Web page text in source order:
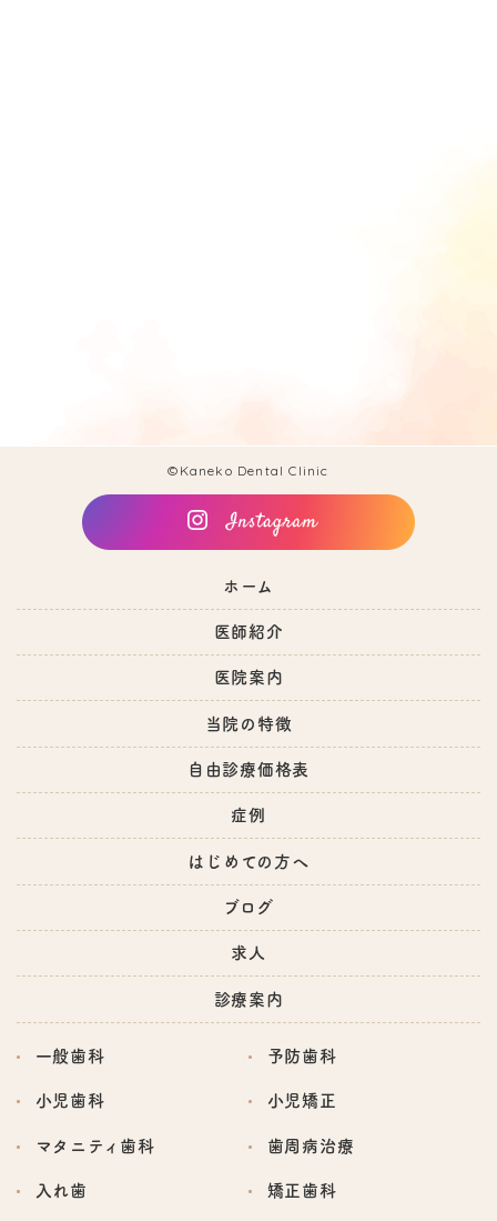
©Kaneko Dental Clinic
ホーム
医師紹介
医院案内
当院の特徴
自由診療価格表
症例
はじめての方へ
ブログ
求人
診療案内
一般歯科 予防歯科
小児歯科 小児矯正
マタニティ歯科 歯周病治療
入れ歯 矯正歯科